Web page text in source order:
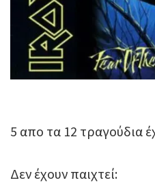
5 απο τα 12 τραγούδια
Δεν έχουν παιχτεί: